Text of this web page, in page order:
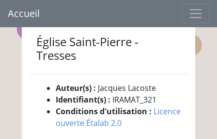
Accueil
Église Saint-Pierre -
Tresses
Auteur(s) : Jacques Lacoste
Identifiant(s) : IRAMAT_321
Conditions d'utilisation : Licence
ouverte Étalab 2.0